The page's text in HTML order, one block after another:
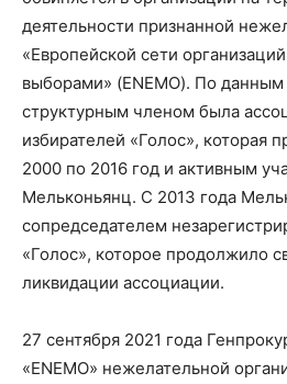
деятельности признанной
«Европейской сети
выборами» (ENEMO). По
структурным членом была
избирателей «Голос», которая
2000 по 2016 год и активным
Мельконьянц. С 2013 года
сопредседателем
«Голос», которое продолжило
ликвидации ассоциации.
27 сентября 2021 года
«ENEMO» нежелательной